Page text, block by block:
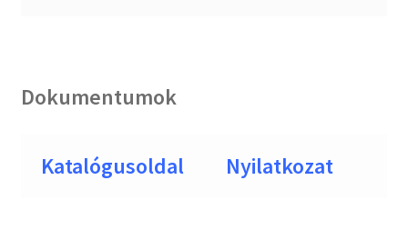
Dokumentumok
Katalógusoldal Nyilatkozat